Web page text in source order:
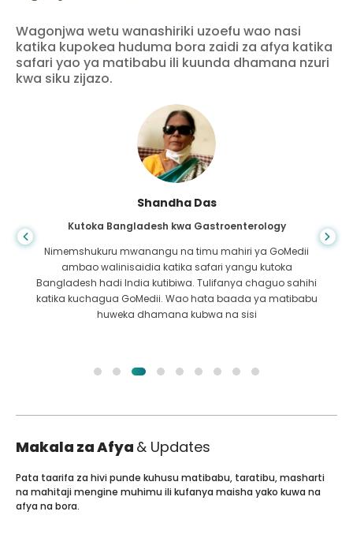
Wagonjwa wetu wanashiriki uzoefu wao nasi
katika kupokea huduma bora zaidi za afya katika
safari yao ya matibabu ili kuunda dhamana nzuri
kwa siku zijazo.
Shandha Das
Kutoka Bangladesh kwa Gastroenterology
Nimemshukuru mwanangu na timu mahiri ya GoMedii
ambao walinisaidia katika safari yangu kutoka
Bangladesh hadi India kutibiwa. Tulifanya chaguo sahihi
katika kuchagua GoMedii. Wao hata baada ya matibabu
huweka dhamana kubwa na sisi
Makala za Afya & Updates
Pata taarifa za hivi punde kuhusu matibabu, taratibu, masharti
na mahitaji mengine muhimu ili kufanya maisha yako kuwa na
afya na bora.